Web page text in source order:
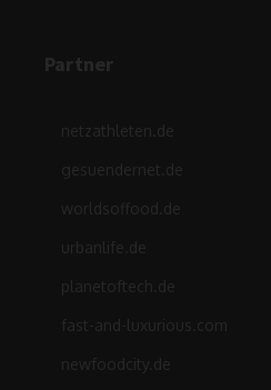
Partner
netzathleten.de
gesuendernet.de
worldsoffood.de
urbanlife.de
planetoftech.de
fast-and-luxurious.com
newfoodcity.de